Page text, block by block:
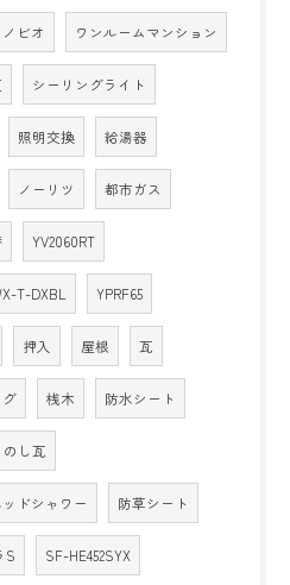
ビオ ワンルームマンション
シーリングライト
照明交換 給湯器
ノーリツ 都市ガス
YV2060RT
T-DXBL YPRF65
押入 屋根 瓦
桟木 防水シート
のし瓦
ドシャワー 防草シート
S SF-HE452SYX